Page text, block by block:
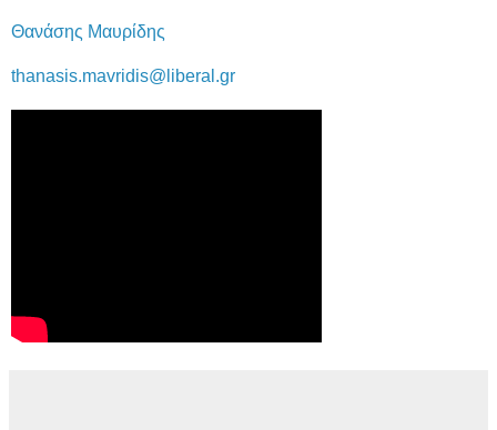
Θανάσης Μαυρίδης
thanasis.mavridis@liberal.gr